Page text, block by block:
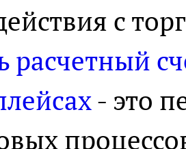
с
расчетный
- это